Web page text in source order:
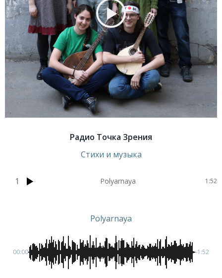
Радио Точка Зрения
Стихи и музыка
1 Polyarnaya 1:52
Polyarnaya
00:00 -1:52